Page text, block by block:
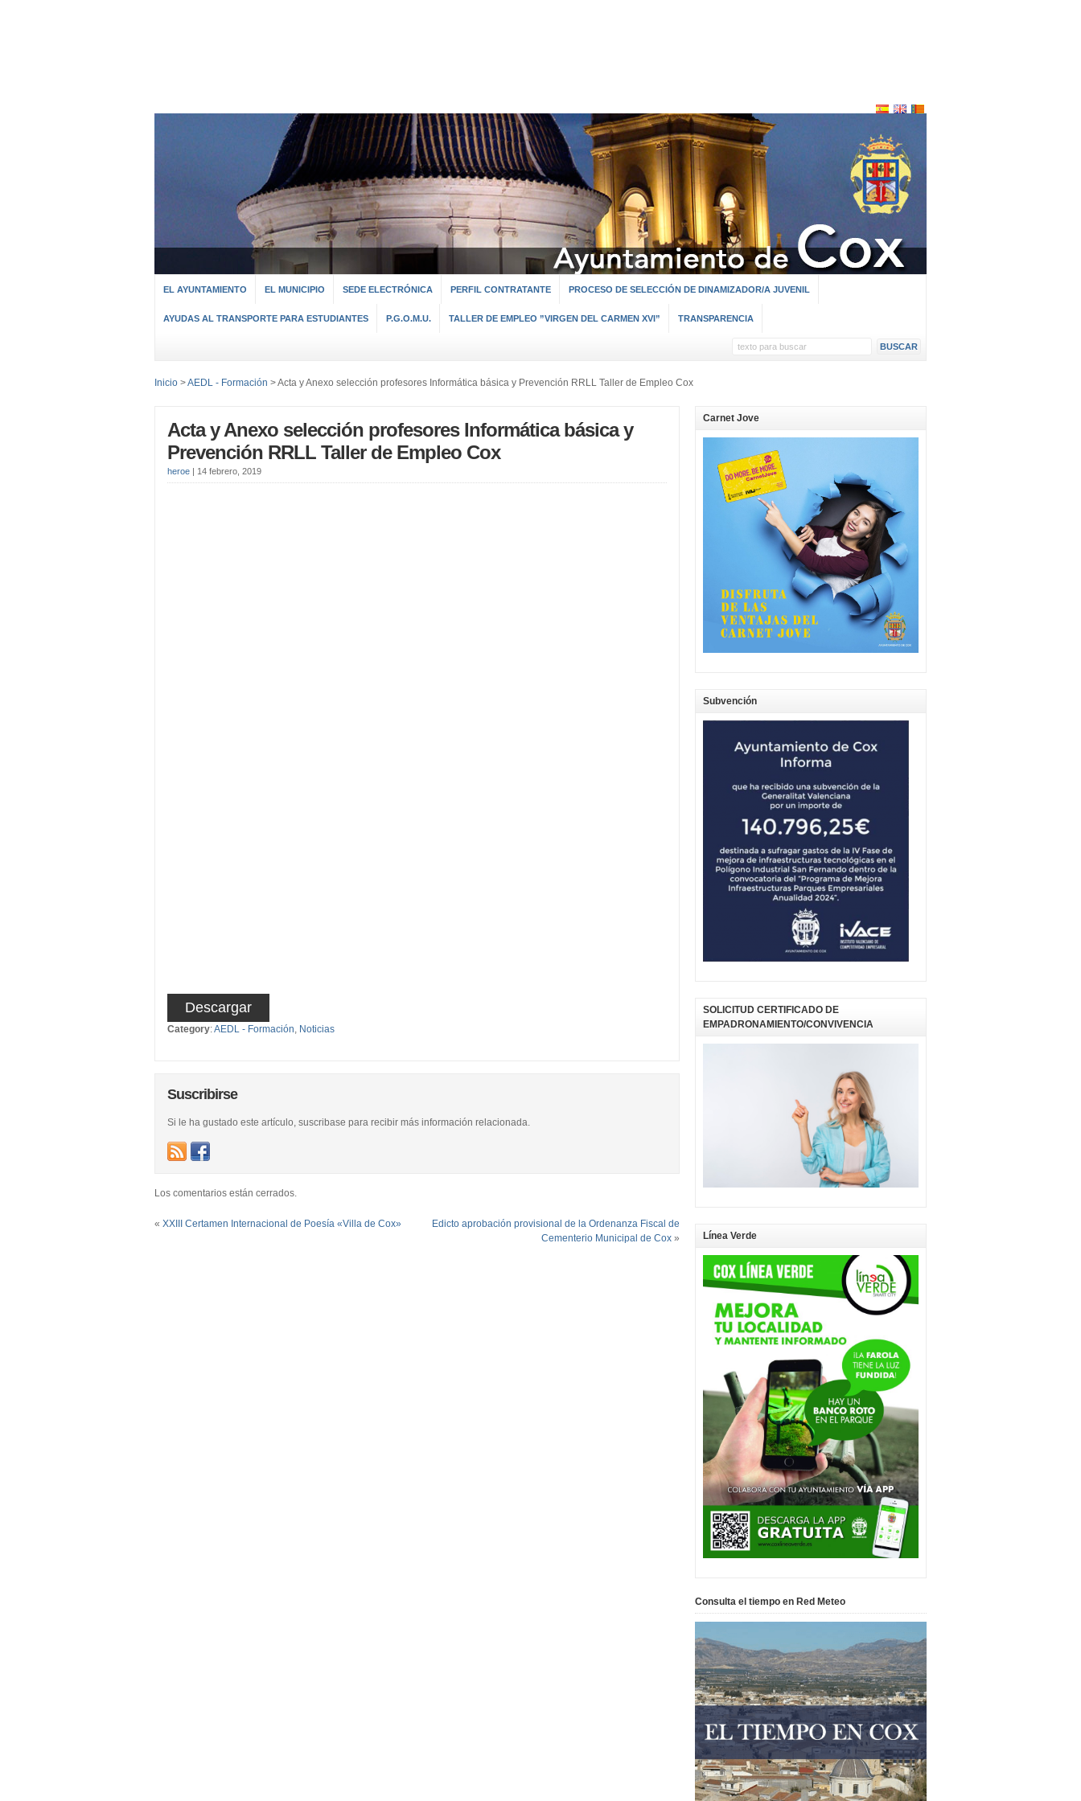
EL AYUNTAMIENTO EL MUNICIPIO SEDE ELECTRÓNICA PERFIL CONTRATANTE PROCESO DE SELECCIÓN DE DINAMIZADOR/A JUVENIL
AYUDAS AL TRANSPORTE PARA ESTUDIANTES P.G.O.M.U. TALLER DE EMPLEO ”VIRGEN DEL CARMEN XVI” TRANSPARENCIA
Inicio >AEDL - Formación > Acta y Anexo selección profesores Informática básica y Prevención RRLL Taller de Empleo Cox
Acta y Anexo selección profesores Informática básica y
Prevención RRLL Taller de Empleo Cox
heroe | 14 febrero, 2019
Descargar
Category:AEDL - Formación, Noticias
Suscribirse
Si le ha gustado este artículo, suscribase para recibir más información relacionada.
Los comentarios están cerrados.
« XXIII Certamen Internacional de Poesía «Villa de Cox»
Edicto aprobación provisional de la Ordenanza Fiscal de
Cementerio Municipal de Cox»
Carnet Jove
Subvención
SOLICITUD CERTIFICADO DE
EMPADRONAMIENTO/CONVIVENCIA
Línea Verde
Consulta el tiempo en Red Meteo